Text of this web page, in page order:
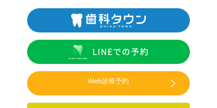
Web診療予約